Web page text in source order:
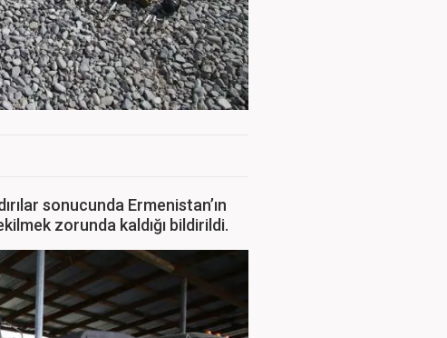
sonucunda Ermenistan’ın
zorunda kaldığı bildirildi.